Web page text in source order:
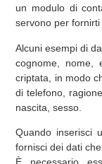
un modulo di
servono per
Alcuni esempi di
cognome, nome,
criptata, in modo
di telefono,
nascita, sesso.
Quando inserisci
fornisci dei dati